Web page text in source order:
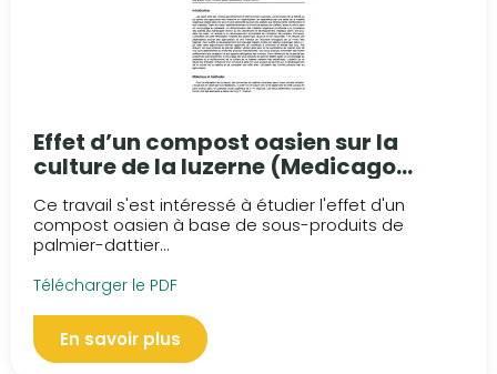
Effet d’un compost oasien sur la
culture de la luzerne (Medicago
sativa L.)
Ce travail s'est intéressé à étudier l'effet d'un
compost oasien à base de sous-produits de
palmier-dattier...
Télécharger le PDF
En savoir plus